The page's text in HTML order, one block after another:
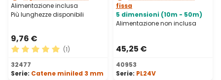
Alimentazione inclusa
Più lunghezze disponibili
9,76 €
Valutazione media di 5 su 5 stelle
(1)
32477
Serie: Catene miniled 3 mm
fissa
5 dimensioni (10m - 50m)
Alimentazione non inclusa
45,25 €
40953
Serie: PL24V